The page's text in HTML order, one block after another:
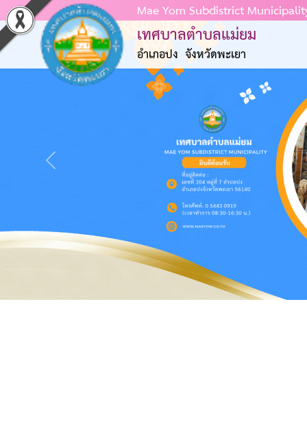
Mae Yom Subdistrict
เทศบาลตำบลแม่ยม
อำเภอปง จังหวัดพะเยา
หน้าแรก
ข้อมูลพื้นฐาน
การบริหารงาน
การจัดซื้อจัดจ้าง การจัดหาพัสดุ
การดำเนินการเพื่อป้องกันการทุจริต
แผนป้องกันการทุจริต
บริการประชาชน
Previous